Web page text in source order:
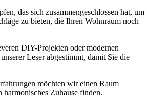
das sich zusammengeschlossen hat, um
zu bieten, die Ihren Wohnraum noch
DIY-Projekten oder modernen
Leser abgestimmt, damit Sie die
möchten wir einen Raum
Zuhause finden.